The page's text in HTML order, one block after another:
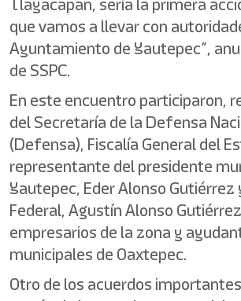
que vamos a llevar con
Ayuntamiento de Yautepec”,
de SSPC.
En este encuentro participaron,
del Secretaría de la Defensa
(Defensa), Fiscalía General del
representante del presidente
Yautepec, Eder Alonso
Federal, Agustín Alonso
empresarios de la zona y
municipales de Oaxtepec.
Otro de los acuerdos